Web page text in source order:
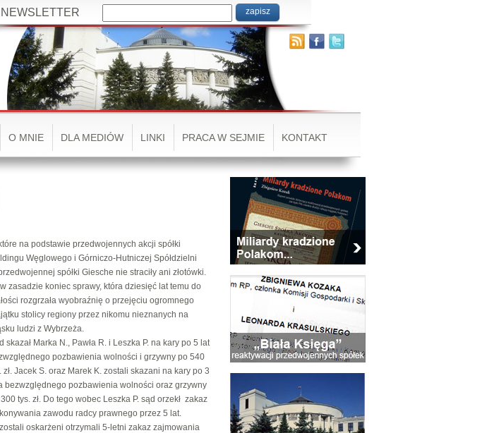
NEWSLETTER
O MNIE DLA MEDIÓW LINKI PRACA W SEJMIE KONTAKT
na podstawie przedwojennych akcji spółki
Węglowego i Górniczo-Hutniczej Spółdzielni
spółki Giesche nie straciły ani złotówki.
zasadzie koniec sprawy, która dziesięć lat temu do
rozgrzała wyobraźnię o przejęciu ogromnego
stolicy regiony przez nikomu nieznanych na
ludzi z Wybrzeża.
skazał Marka N., Pawła R. i Leszka P. na kary po 5 lat
pozbawienia wolności i grzywny po 540
zł. Jacek S. oraz Marek K. zostali skazani na kary po 3
bezwzględnego pozbawienia wolności oraz grzywny
tys. zł. Do tego wobec Leszka P. sąd orzekł zakaz
zawodu radcy prawnego przez 5 lat.
oskarżeni otrzymali 5-letni zakaz zajmowania